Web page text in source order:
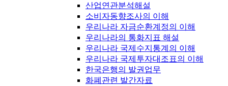
산업연관분석해설
소비자동향조사의 이해
우리나라 자금순환계정의 이해
우리나라의 통화지표 해설
우리나라 국제수지통계의 이해
우리나라 국제투자대조표의 이해
한국은행의 발권업무
화폐관련 발간자료